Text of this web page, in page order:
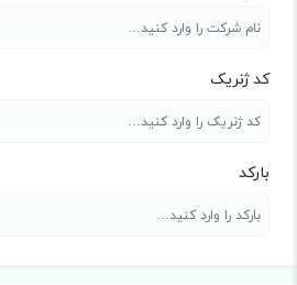
کد ژنریک
بارکد